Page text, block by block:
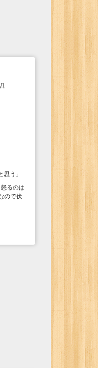
思う 」
るのは
ので伏